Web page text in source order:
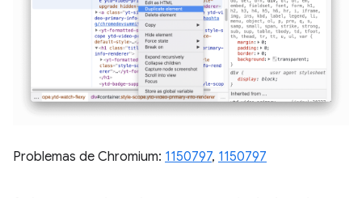
Problemas de Chromium: 1150797, 1150797